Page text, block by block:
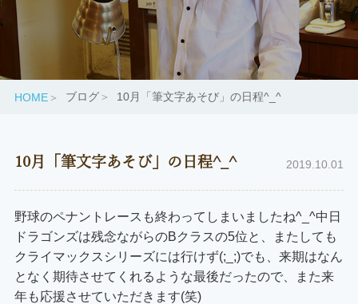
HOME ブログ 10月「筆文字あそび」の日程^_^
10月「筆文字あそび」の日程^_^ 2019.10.01
野球のペナントレースも終わってしまいましたね^_^中日
ドラゴンズは残念ながらのBクラスの5位と、またしても
クライマックスシリーズには行けず(;_;)でも、来期はなん
となく期待させてくれるような最後だったので、また来
年も応援させていただきます(笑)